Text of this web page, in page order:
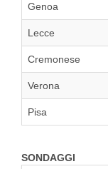
Genoa
Lecce
Cremonese
Verona
Pisa
SONDAGGI